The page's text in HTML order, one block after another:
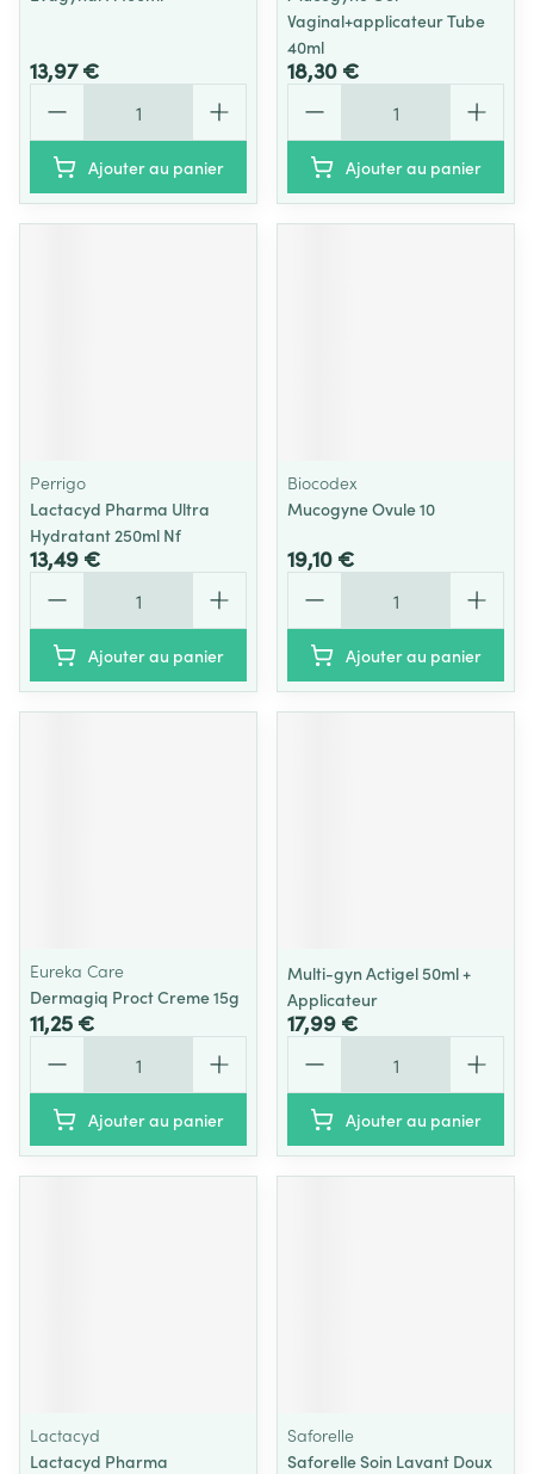
13,97 €
Ajouter au panier
Vaginal+applicateur Tube
40ml
18,30 €
Ajouter au panier
Perrigo
Lactacyd Pharma Ultra
Hydratant 250ml Nf
13,49 €
Ajouter au panier
Biocodex
Mucogyne Ovule 10
19,10 €
Ajouter au panier
Eureka Care
Dermagiq Proct Creme 15g
11,25 €
Ajouter au panier
Multi-gyn Actigel 50ml +
Applicateur
17,99 €
Ajouter au panier
Lactacyd
Lactacyd Pharma
Saforelle
Saforelle Soin Lavant Doux